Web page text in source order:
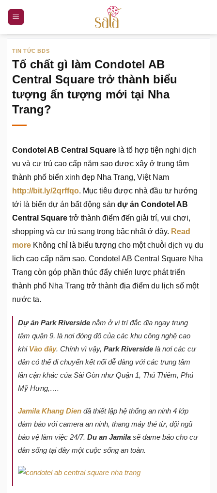
nội
TIN TỨC BDS
Tố chất gì làm Condotel AB
Central Square trở thành biểu
tượng ấn tượng mới tại Nha
Trang?
Condotel AB Central Square là tổ hợp tiện nghi dịch
vụ và cư trú cao cấp năm sao được xây ở trung tâm
thành phố biển xinh đẹp Nha Trang, Việt Nam
http://bit.ly/2qrffqo. Mục tiêu được nhà đầu tư hướng
tới là biến dự án bất động sản dự án Condotel AB
Central Square trở thành điểm đến giải trí, vui chơi,
shopping và cư trú sang trọng bậc nhất ở đây. Read
more Không chỉ là biểu tượng cho một chuỗi dịch vụ du
lịch cao cấp năm sao, Condotel AB Central Square Nha
Trang còn góp phần thúc đẩy chiến lược phát triển
thành phố Nha Trang trở thành địa điểm du lịch số một
nước ta.
Dựán Park Riverside nằm ở vị trí đắc địa ngay trung
tâm quận 9, là nơi đóng đô của các khu công nghệ cao
khi Vào đây. Chính vì vậy, Park Riverside là nơi các cư
dân có thể di chuyển kết nối dễ dàng với các trung tâm
lân cận khác của Sài Gòn như Quận 1, Thủ Thiêm, Phú
Mỹ Hưng,….
Jamila Khang Dien đã thiết lập hệ thống an ninh 4 lớp
đảm bảo với camera an ninh, thang máy thẻ từ, đội ngũ
bảo vệ làm việc 24/7. Du an Jamila sẽ đame bảo cho cư
dân sống tại đây một cuộc sống an toàn.